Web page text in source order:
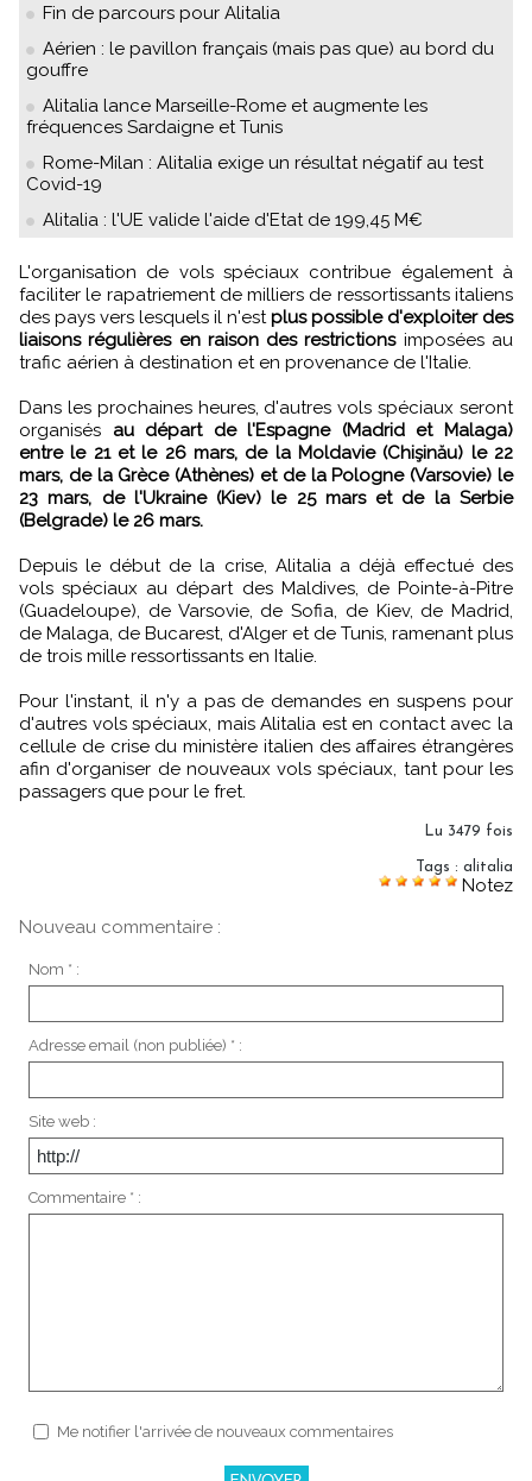
Fin de parcours pour Alitalia
Aérien : le pavillon français (mais pas que) au bord du
gouffre
Alitalia lance Marseille-Rome et augmente les
fréquences Sardaigne et Tunis
Rome-Milan : Alitalia exige un résultat négatif au test
Covid-19
Alitalia : l'UE valide l'aide d'Etat de 199,45 M€
L'organisation de vols spéciaux contribue également à
faciliter le rapatriement de milliers de ressortissants italiens
des pays vers lesquels il n'estplus possible d'exploiter des
liaisons régulières en raison des restrictionsimposées au
trafic aérien à destination et en provenance de l'Italie.
Dans les prochaines heures, d'autres vols spéciaux seront
organisés au départ de l'Espagne (Madrid et Malaga)
entre le 21 et le 26 mars, de la Moldavie (Chişinău) le 22
mars, de la Grèce (Athènes) et de la Pologne (Varsovie) le
23 mars, de l'Ukraine (Kiev) le 25 mars et de la Serbie
(Belgrade) le 26 mars.
Depuis le début de la crise, Alitalia a déjà effectué des
vols spéciaux au départ des Maldives, de Pointe-à-Pitre
(Guadeloupe), de Varsovie, de Sofia, de Kiev, de Madrid,
de Malaga, de Bucarest, d'Alger et de Tunis, ramenant plus
de trois mille ressortissants en Italie.
Pour l'instant, il n'y a pas de demandes en suspens pour
d'autres vols spéciaux, mais Alitalia est en contact avec la
cellule de crise du ministère italien des affaires étrangères
afin d'organiser de nouveaux vols spéciaux, tant pour les
passagers que pour le fret.
Lu 3479 fois
Tags : alitalia
Notez
Nouveau commentaire :
Nom * :
Adresse email (non publiée) * :
Site web :
Commentaire * :
Me notifier l'arrivée de nouveaux commentaires